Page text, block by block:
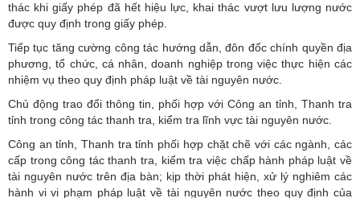
thác khi giấy phép đã hết hiệu lực, khai thác vượt lưu lượng nước
được quy định trong giấy phép.
Tiếp tục tăng cường công tác hướng dẫn, đôn đốc chính quyền địa
phương, tổ chức, cá nhân, doanh nghiệp trong việc thực hiện các
nhiệm vụ theo quy định pháp luật về tài nguyên nước.
Chủ động trao đổi thông tin, phối hợp với Công an tỉnh, Thanh tra
tỉnh trong công tác thanh tra, kiểm tra lĩnh vực tài nguyên nước.
Công an tỉnh, Thanh tra tỉnh phối hợp chặt chẽ với các ngành, các
cấp trong công tác thanh tra, kiểm tra việc chấp hành pháp luật về
tài nguyên nước trên địa bàn; kịp thời phát hiện, xử lý nghiêm các
hành vi vi phạm pháp luật về tài nguyên nước theo quy định của